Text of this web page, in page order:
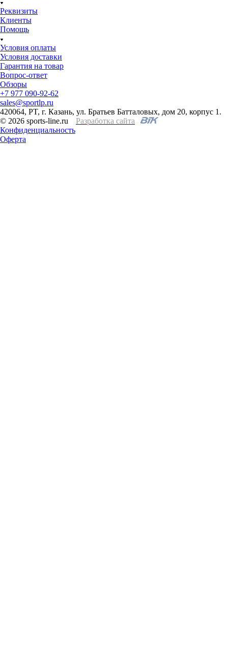
Реквизиты
Клиенты
Помощь
Условия оплаты
Условия доставки
Гарантия на товар
Вопрос-ответ
Обзоры
+7 977 090-92-62
sales@sportlp.ru
420064, PT, г. Казань, ул. Братьев Батталовых, дом 20, корпус 1.
© 2026 sports-line.ru
Разработка сайта
Конфиденциальность
Оферта